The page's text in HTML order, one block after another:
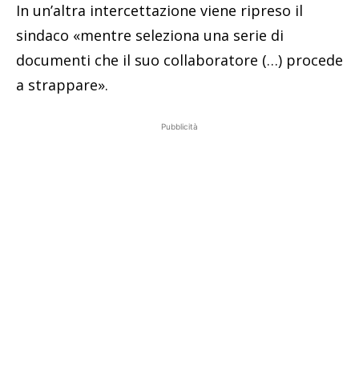
In un’altra intercettazione viene ripreso il
sindaco «mentre seleziona una serie di
documenti che il suo collaboratore (…) procede
a strappare».
Pubblicità